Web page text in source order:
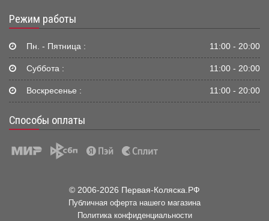
Режим работы
Пн. - Пятница : 11:00 - 20:00
Суббота : 11:00 - 20:00
Воскресенье : 11:00 - 20:00
Способы оплаты
© 2006-2026 Первая-Коляска.РФ
Публичная оферта нашего магазина
Политика конфиденциальности